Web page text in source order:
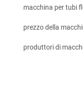
macchina per tubi
prezzo della
produttori di